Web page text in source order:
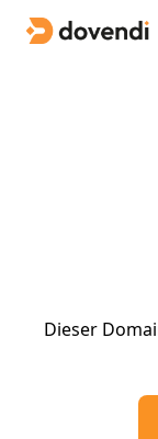
Dieser